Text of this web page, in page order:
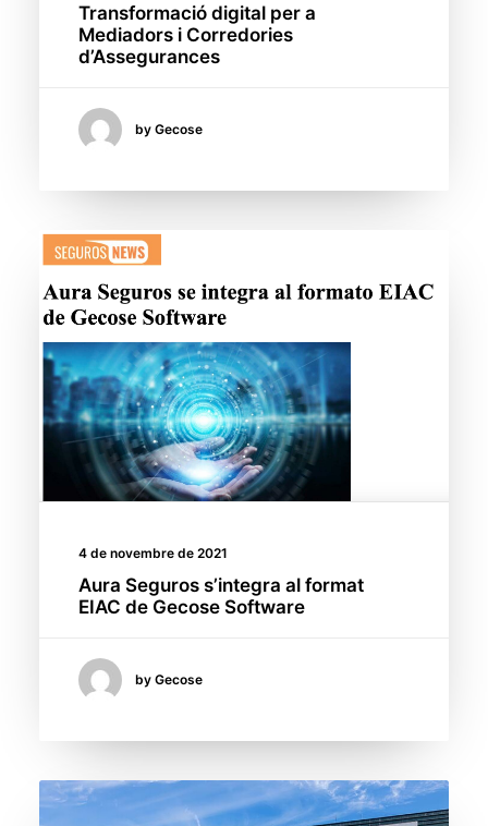
Transformació digital per a
Mediadors i Corredories
d’Assegurances
by Gecose
4 de novembre de 2021
Aura Seguros s’integra al format
EIAC de Gecose Software
by Gecose